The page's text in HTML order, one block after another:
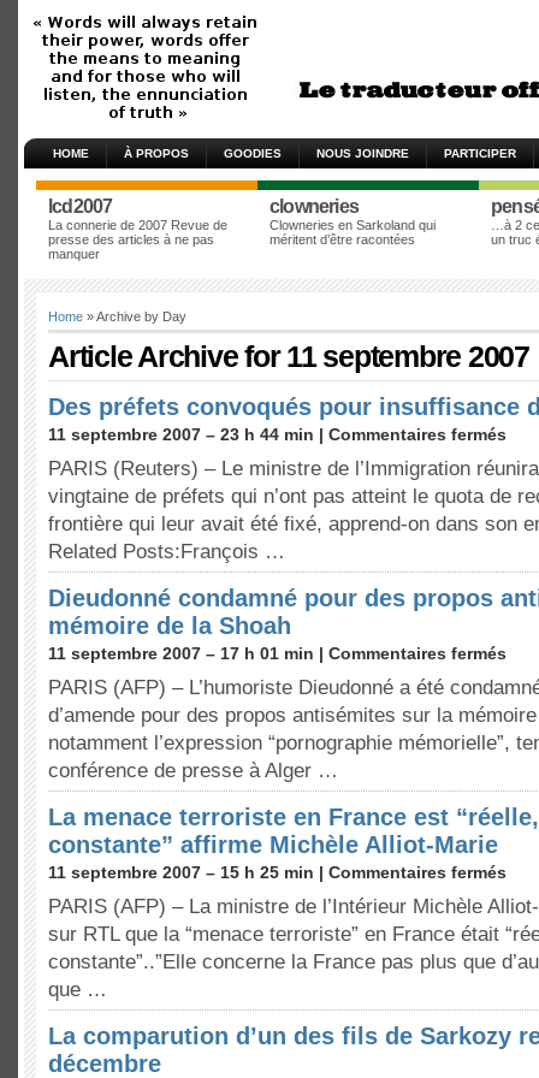
HOME À PROPOS GOODIES NOUS JOINDRE PARTICIPER
lcd2007
La connerie de 2007 Revue de
presse des articles à ne pas
manquer
clowneries
Clowneries en Sarkoland qui
méritent d’être racontées
…à 2
un truc
Home » Archive by Day
Article Archive for 11 septembre 2007
Des préfets convoqués pour insuffisance
11 septembre 2007 – 23 h 44 min | Commentaires fermés
PARIS (Reuters) – Le ministre de l’Immigration
vingtaine de préfets qui n’ont pas atteint le quota de
frontière qui leur avait été fixé, apprend-on dans son
Related Posts:François …
Dieudonné condamné pour des propos
mémoire de la Shoah
11 septembre 2007 – 17 h 01 min | Commentaires fermés
PARIS (AFP) – L’humoriste Dieudonné a été
d’amende pour des propos antisémites sur la
notamment l’expression “pornographie mémorielle”,
conférence de presse à Alger …
La menace terroriste en France est
constante” affirme Michèle Alliot-Marie
11 septembre 2007 – 15 h 25 min | Commentaires fermés
PARIS (AFP) – La ministre de l’Intérieur Michèle
sur RTL que la “menace terroriste” en France était
constante”..”Elle concerne la France pas plus que
que …
La comparution d’un des fils de Sarkozy
décembre